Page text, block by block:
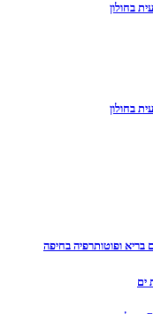
בחולון
בחולון
בריא ופוטותרפיה בחיפה
ים